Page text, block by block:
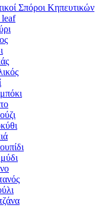
Σπόροι Κηπευτικών